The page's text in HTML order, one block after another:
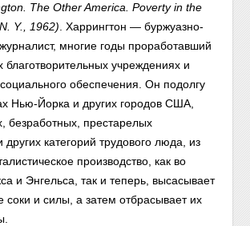
The Other America. Poverty in the
Y., 1962) . Харрингтон — буржуазно-
многие годы проработавший
благотворительных учреждениях и
обеспечения. Он подолгу
Нью-Йорка и других городов США,
безработных, престарелых
других категорий трудового люда, из
производство, как во
и Энгельса, так и теперь, высасывает
соки и силы, а затем отбрасывает их